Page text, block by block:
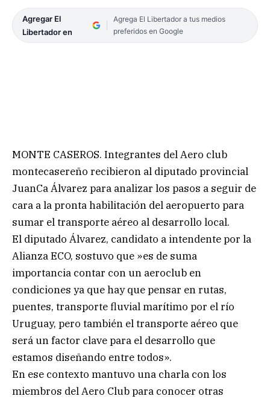
Agregar El
Libertador en
Agrega El Libertador a tus medios
preferidos en Google
MONTE CASEROS. Integrantes del Aero club
montecasereño recibieron al diputado provincial
JuanCa Álvarez para analizar los pasos a seguir de
cara a la pronta habilitación del aeropuerto para
sumar el transporte aéreo al desarrollo local.
El diputado Álvarez, candidato a intendente por la
Alianza ECO, sostuvo que »es de suma
importancia contar con un aeroclub en
condiciones ya que hay que pensar en rutas,
puentes, transporte fluvial marítimo por el río
Uruguay, pero también el transporte aéreo que
será un factor clave para el desarrollo que
estamos diseñando entre todos».
En ese contexto mantuvo una charla con los
miembros del Aero Club para conocer otras